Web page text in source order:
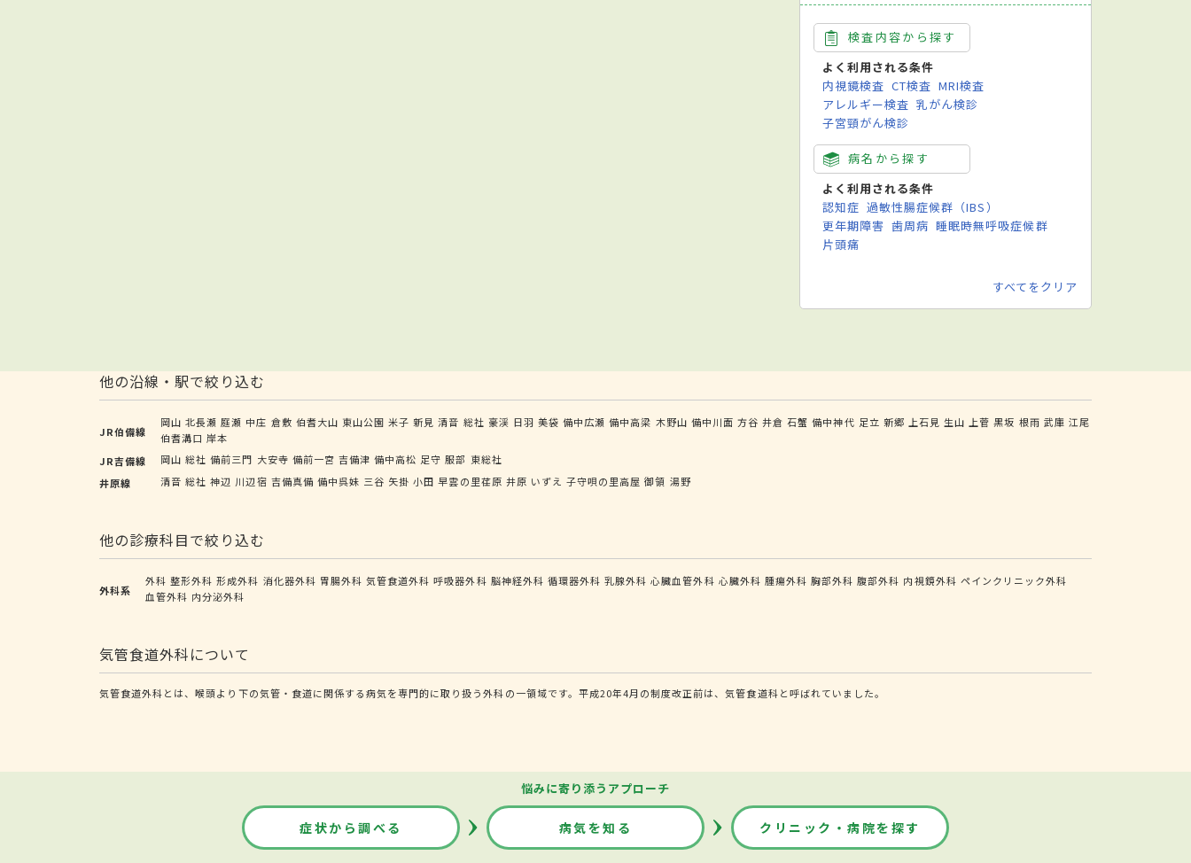
検査内容から探す
よく利用される条件
内視鏡検査 CT検査 MRI検査
アレルギー検査 乳がん検診
子宮頸がん検診
病名から探す
よく利用される条件
認知症 過敏性腸症候群（IBS）
更年期障害 歯周病 睡眠時無呼吸症候群
片頭痛
すべてをクリア
他の沿線・駅で絞り込む
JR伯備線
岡山 北長瀬 庭瀬 中庄 倉敷 伯耆大山 東山公園 米子 新見 清音 総社 豪渓 日羽 美袋 備中広瀬 備中高梁 木野山 備中川面 方谷 井倉 石蟹 備中神代 足立 新郷 上石見 生山 上菅 黒坂 根雨 武庫 江尾
伯耆溝口 岸本
JR吉備線
岡山 総社 備前三門 大安寺 備前一宮 吉備津 備中高松 足守 服部 東総社
井原線
清音 総社 神辺 川辺宿 吉備真備 備中呉妹 三谷 矢掛 小田 早雲の里荏原 井原 いずえ 子守唄の里高屋 御領 湯野
他の診療科目で絞り込む
外科系
外科 整形外科 形成外科 消化器外科 胃腸外科 気管食道外科 呼吸器外科 脳神経外科 循環器外科 乳腺外科 心臓血管外科 心臓外科 腫瘍外科 胸部外科 腹部外科 内視鏡外科 ペインクリニック外科
血管外科 内分泌外科
気管食道外科について
気管食道外科とは、喉頭より下の気管・食道に関係する病気を専門的に取り扱う外科の一領域です。平成20年4月の制度改正前は、気管食道科と呼ばれていました。
悩みに寄り添うアプローチ
症状から調べる 病気を知る クリニック・病院を探す